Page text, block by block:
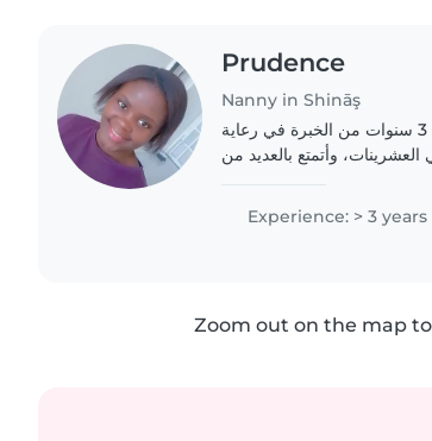
Prudence
Nanny in Shināş
أهلا وسهلا! أنا مرهبة أطفال مؤهلة مع 3 سنوات من الخبرة في رعاية
وأتمتع بالعديد من
Experience: > 3 years
Zoom out on the map